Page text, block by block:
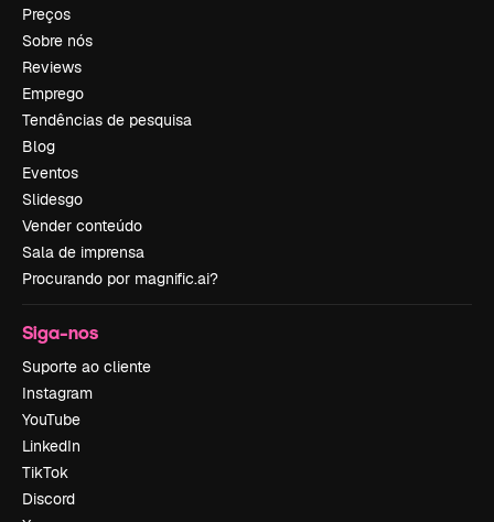
Preços
Sobre nós
Reviews
Emprego
Tendências de pesquisa
Blog
Eventos
Slidesgo
Vender conteúdo
Sala de imprensa
Procurando por magnific.ai?
Siga-nos
Suporte ao cliente
Instagram
YouTube
LinkedIn
TikTok
Discord